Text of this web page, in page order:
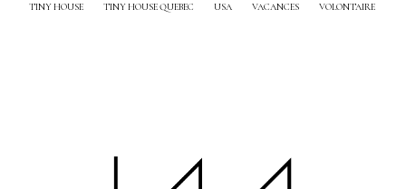
TINY HOUSE TINY HOUSE QUEBEC USA VACANCES VOLONTAIRE